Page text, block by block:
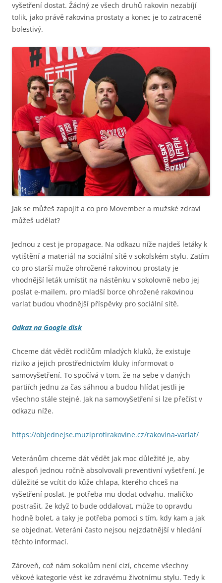
vyšetření dostat. Žádný ze všech druhů rakovin nezabíjí
tolik, jako právě rakovina prostaty a konec je to zatraceně
bolestivý.
Jak se můžeš zapojit a co pro Movember a mužské zdraví
můžeš udělat?
Jednou z cest je propagace. Na odkazu níže najdeš letáky k
vytištění a materiál na sociální sítě v sokolském stylu. Zatím
co pro starší muže ohrožené rakovinou prostaty je
vhodnější leták umístit na nástěnku v sokolovně nebo jej
poslat e-mailem, pro mladší borce ohrožené rakovinou
varlat budou vhodnější příspěvky pro sociální sítě.
Odkaz na Google disk
Chceme dát vědět rodičům mladých kluků, že existuje
riziko a jejich prostřednictvím kluky informovat o
samovyšetření. To spočívá v tom, že na sebe v daných
partiích jednu za čas sáhnou a budou hlídat jestli je
všechno stále stejné. Jak na samovyšetření si lze přečíst v
odkazu níže.
https://objednejse.muziprotirakovine.cz/rakovina-varlat/
Veteránům chceme dát vědět jak moc důležité je, aby
alespoň jednou ročně absolvovali preventivní vyšetření. Je
důležité se vcítit do kůže chlapa, kterého chceš na
vyšetření poslat. Je potřeba mu dodat odvahu, maličko
postrašit, že když to bude oddalovat, může to opravdu
hodně bolet, a taky je potřeba pomoci s tím, kdy kam a jak
se objednat. Veteráni často nejsou nejzdatnější v hledání
těchto informací.
Zároveň, což nám sokolům není cizí, chceme všechny
věkové kategorie vést ke zdravému životnímu stylu. Tedy k